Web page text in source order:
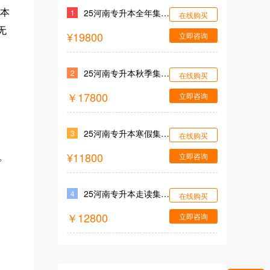
1 25河南专升本全年集训营
¥19800
在线购买
立即咨询
2 25河南专升本秋季集训营
￥17800
在线购买
立即咨询
3 25河南专升本寒假集训营
¥11800
在线购买
立即咨询
4 25河南专升本走读集训营
￥12800
在线购买
立即咨询